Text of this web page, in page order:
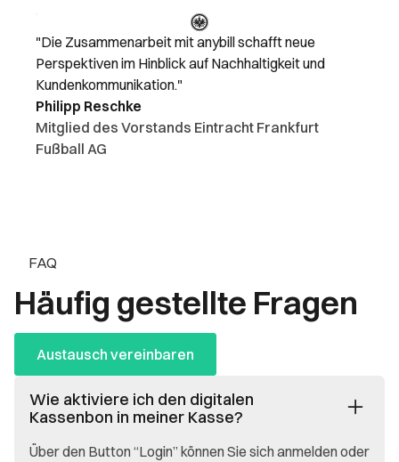
"Die Zusammenarbeit mit anybill schafft neue
Perspektiven im Hinblick auf Nachhaltigkeit und
Kundenkommunikation."
Philipp Reschke
Mitglied des Vorstands Eintracht Frankfurt
Fußball AG
FAQ
Häufig gestellte Fragen
Austausch vereinbaren
Wie aktiviere ich den digitalen
Kassenbon in meiner Kasse?
Über den Button “Login” können Sie sich anmelden oder